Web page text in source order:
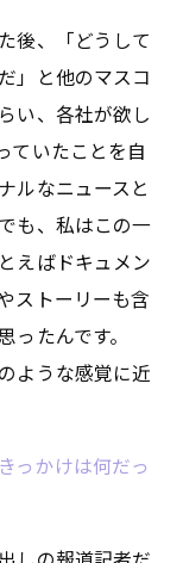
後、「どうして
」と他のマスコ
い、各社が欲し
ていたことを自
ルなニュースと
も、私はこの一
えばドキュメン
ストーリーも含
たんです。
ような感覚に近
っかけは何だっ